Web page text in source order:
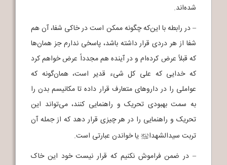
شده‌اند.
– در رابطه با این‌که چگونه ممکن است در خاکی شفا، آن هم
شفا از هر دردی قرار داشته باشد، پاسخی ندارم جز همان‌ها
که قبلاً عرض کرده‌ام و در آینده هم مجدداً عرض خواهم کرد
که خدایی که علی کل شیء قدیر است، همان‌گونه که
عواملی را در داروهای متعارف قرار داده تا مکانیسم بدن را
به سمت بهبودی تحریک و راهنمایی کنند، می‌تواند این
تحریک و راهنمایی را در هر چیزی قرار دهد که از جمله آن
تربت سیدالشهداj یا خواندن عبارتی است.
– در ضمن فراموش نکنیم که قرار نیست خود این خاک